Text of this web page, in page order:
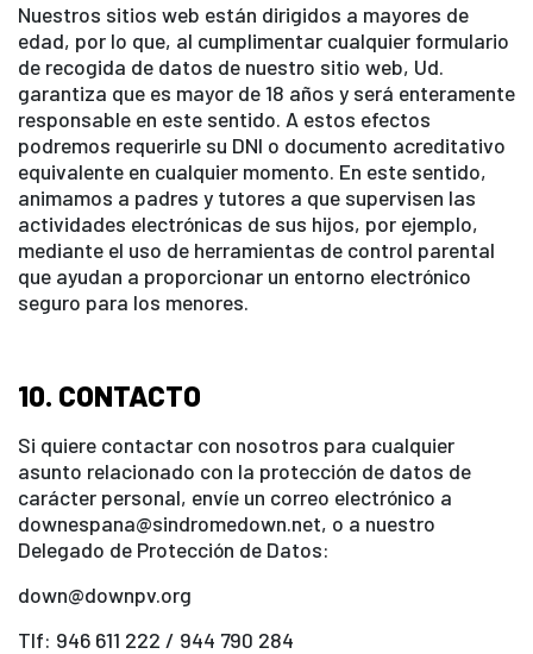
Nuestros sitios web están dirigidos a mayores de
edad, por lo que, al cumplimentar cualquier formulario
de recogida de datos de nuestro sitio web, Ud.
garantiza que es mayor de 18 años y será enteramente
responsable en este sentido. A estos efectos
podremos requerirle su DNI o documento acreditativo
equivalente en cualquier momento. En este sentido,
animamos a padres y tutores a que supervisen las
actividades electrónicas de sus hijos, por ejemplo,
mediante el uso de herramientas de control parental
que ayudan a proporcionar un entorno electrónico
seguro para los menores.
10. CONTACTO
Si quiere contactar con nosotros para cualquier
asunto relacionado con la protección de datos de
carácter personal, envíe un correo electrónico a
downespana@sindromedown.net, o a nuestro
Delegado de Protección de Datos:
down@downpv.org
Tlf: 946 611 222 / 944 790 284